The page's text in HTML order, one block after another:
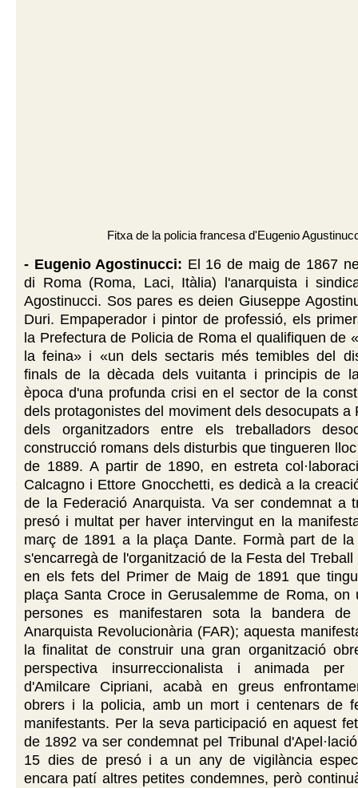
Fitxa de la policia francesa d'Eugenio
- Eugenio Agostinucci: El 16 de maig de 1867
di Roma (Roma, Laci, Itàlia) l'anarquista i
Agostinucci. Sos pares es deien Giuseppe
Duri. Empaperador i pintor de professió, els
la Prefectura de Policia de Roma el qualifiquen de
la feina» i «un dels sectaris més temibles del
finals de la dècada dels vuitanta i principis de
època d'una profunda crisi en el sector de la
dels protagonistes del moviment dels desocupats a
dels organitzadors entre els treballadors
construcció romans dels disturbis que tingueren
de 1889. A partir de 1890, en estreta
Calcagno i Ettore Gnocchetti, es dedicà a la
de la Federació Anarquista. Va ser condemnat a
presó i multat per haver intervingut en la
març de 1891 a la plaça Dante. Formà part de la
s'encarregà de l'organització de la Festa del
en els fets del Primer de Maig de 1891 que
plaça Santa Croce in Gerusalemme de Roma, on
persones es manifestaren sota la bandera de
Anarquista Revolucionària (FAR); aquesta
la finalitat de construir una gran organització
perspectiva insurreccionalista i animada per
d'Amilcare Cipriani, acabà en greus
obrers i la policia, amb un mort i centenars de
manifestants. Per la seva participació en aquest
de 1892 va ser condemnat pel Tribunal
15 dies de presó i a un any de vigilància
encara patí altres petites condemnes, però